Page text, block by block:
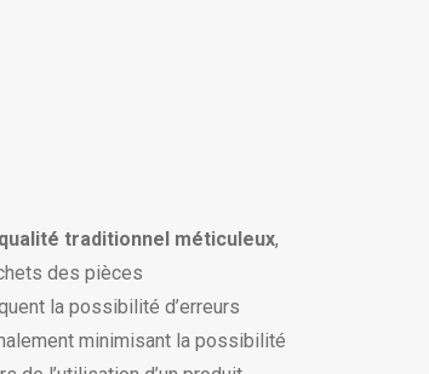
traditionnel méticuleux,
des pièces
la possibilité d’erreurs
minimisant la possibilité